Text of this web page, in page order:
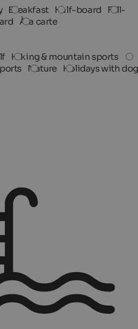
Breakfast Half-board
Full-
À la carte
Hiking & mountain sports
Nature Holidays with